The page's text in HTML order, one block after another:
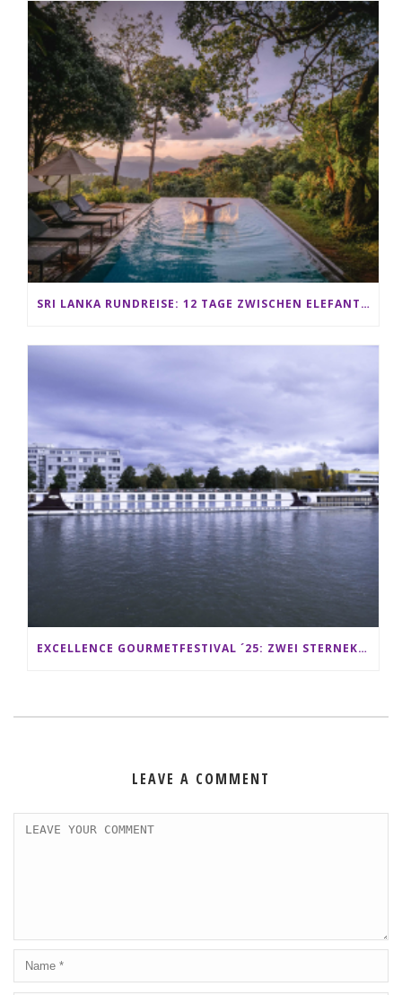
SRI LANKA RUNDREISE: 12 TAGE ZWISCHEN ELEFANTEN, TEEPLANTAGEN & STRAND ALS FAMILIE
EXCELLENCE GOURMETFESTIVAL ´25: ZWEI STERNEKÖCHE ANTONIO GUIDA & DARIO MORESCO VERWÖHNEN IHRE GÄSTE AUF EINER LUXERIÖSEN SCHIFFSREISE
LEAVE A COMMENT